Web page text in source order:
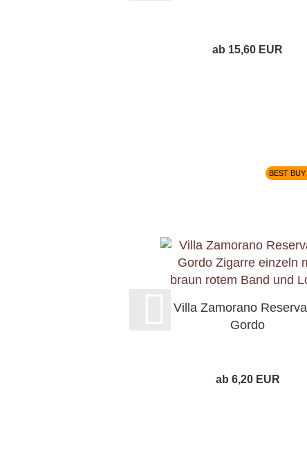
ab 15,60 EUR
BEST
Villa Zamorano
Gordo
ab 6,20 EUR